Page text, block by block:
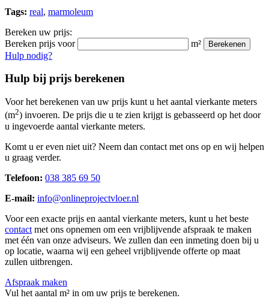
Tags: real, marmoleum
Bereken uw prijs:
Bereken prijs voor
m² Berekenen
Hulp nodig?
Hulp bij prijs berekenen
Voor het berekenen van uw prijs kunt u het aantal vierkante meters
(m2) invoeren. De prijs die u te zien krijgt is gebasseerd op het door
u ingevoerde aantal vierkante meters.
Komt u er even niet uit? Neem dan contact met ons op en wij helpen
u graag verder.
Telefoon: 038 385 69 50
E-mail: info@onlineprojectvloer.nl
Voor een exacte prijs en aantal vierkante meters, kunt u het beste
contact met ons opnemen om een vrijblijvende afspraak te maken
met één van onze adviseurs. We zullen dan een inmeting doen bij u
op locatie, waarna wij een geheel vrijblijvende offerte op maat
zullen uitbrengen.
Afspraak maken
Vul het aantal m² in om uw prijs te berekenen.